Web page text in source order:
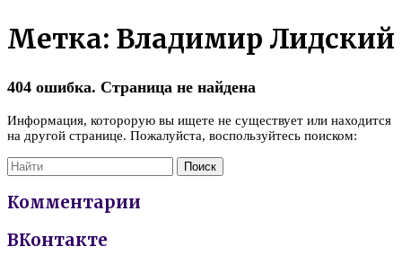
Метка: Владимир Лидский
404 ошибка. Страница не найдена
Информация, которорую вы ищете не существует или находится
на другой странице. Пожалуйста, воспользуйтесь поиском:
Комментарии
ВКонтакте